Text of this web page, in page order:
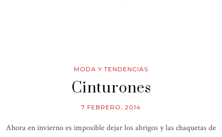
MODA Y TENDENCIAS
Cinturones
7 FEBRERO, 2014
Ahora en invierno es imposible dejar los abrigos y las chaquetas de